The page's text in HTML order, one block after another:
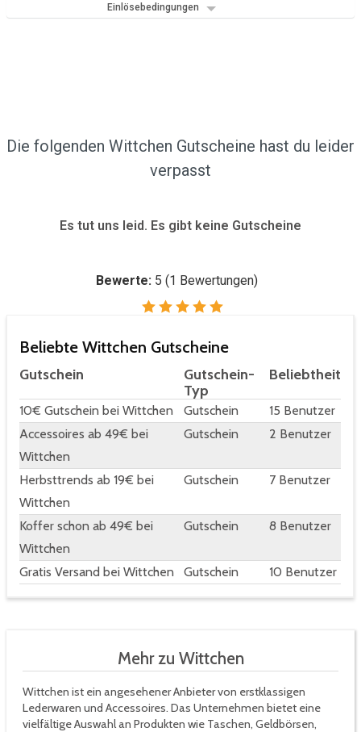
Einlösebedingungen
Die folgenden Wittchen Gutscheine hast du leider
verpasst
Es tut uns leid. Es gibt keine Gutscheine
Bewerte: 5 (1 Bewertungen)
Beliebte Wittchen Gutscheine
Gutschein
Gutschein-
Typ
Beliebtheit
10€ Gutschein bei Wittchen Gutschein
15 Benutzer
Accessoires ab 49€ bei
Wittchen
Gutschein 2 Benutzer
Herbsttrends ab 19€ bei
Wittchen
Gutschein 7 Benutzer
Koffer schon ab 49€ bei
Wittchen
Gutschein 8 Benutzer
Gratis Versand bei Wittchen Gutschein 10 Benutzer
Mehr zu Wittchen
Wittchen ist ein angesehener Anbieter von erstklassigen
Lederwaren und Accessoires. Das Unternehmen bietet eine
vielfältige Auswahl an Produkten wie Taschen, Geldbörsen,